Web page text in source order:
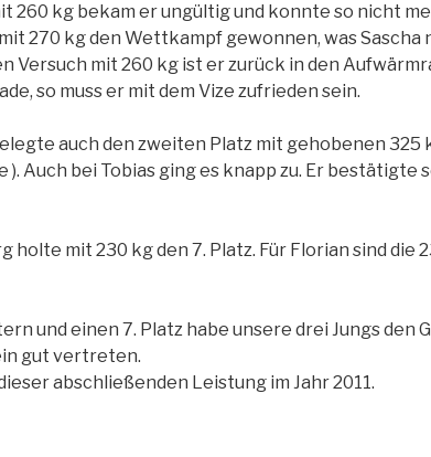
260 kg bekam er ungültig und konnte so nicht
270 kg den Wettkampf gewonnen, was Sascha
Versuch mit 260 kg ist er zurück in den
so muss er mit dem Vize zufrieden sein.
auch den zweiten Platz mit gehobenen 325
). Auch bei Tobias ging es knapp zu. Er
holte mit 230 kg den 7. Platz. Für Florian sind die
und einen 7. Platz habe unsere drei Jungs den
gut vertreten.
abschließenden Leistung im Jahr 2011.